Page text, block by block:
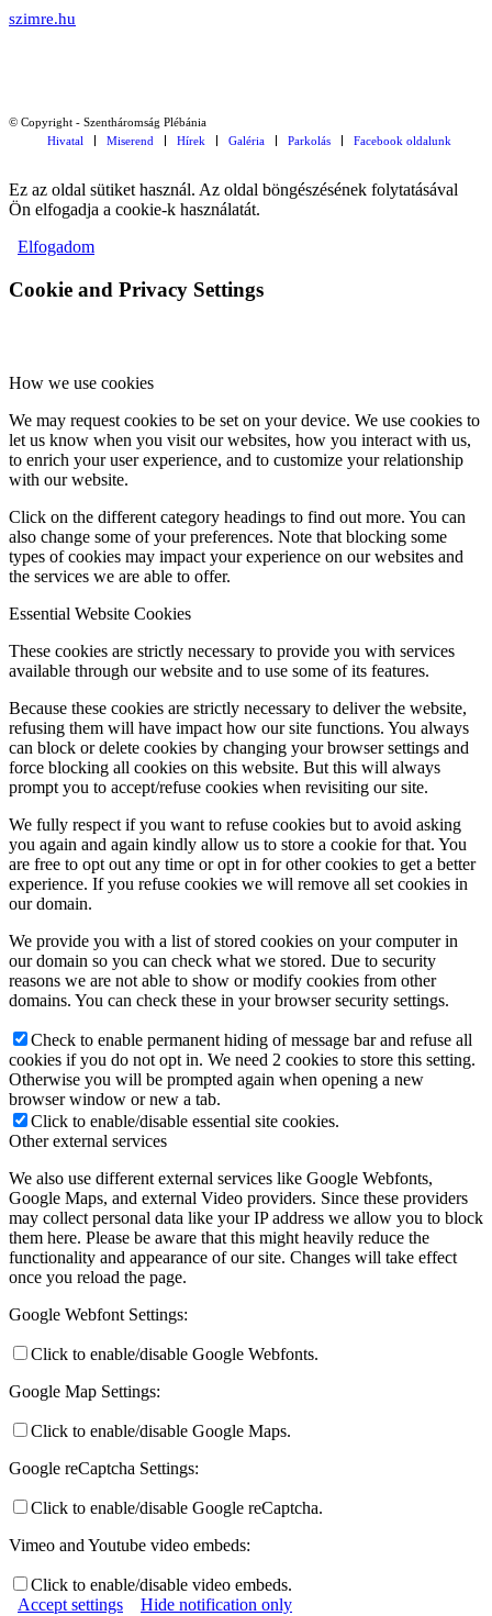
szimre.hu
© Copyright - Szentháromság Plébánia
Hivatal
Miserend Hírek Galéria Parkolás Facebook oldalunk
Ez az oldal sütiket használ. Az oldal böngészésének folytatásával
Ön elfogadja a cookie-k használatát.
Elfogadom
Cookie and Privacy Settings
How we use cookies
We may request cookies to be set on your device. We use cookies to
let us know when you visit our websites, how you interact with us,
to enrich your user experience, and to customize your relationship
with our website.
Click on the different category headings to find out more. You can
also change some of your preferences. Note that blocking some
types of cookies may impact your experience on our websites and
the services we are able to offer.
Essential Website Cookies
These cookies are strictly necessary to provide you with services
available through our website and to use some of its features.
Because these cookies are strictly necessary to deliver the website,
refusing them will have impact how our site functions. You always
can block or delete cookies by changing your browser settings and
force blocking all cookies on this website. But this will always
prompt you to accept/refuse cookies when revisiting our site.
We fully respect if you want to refuse cookies but to avoid asking
you again and again kindly allow us to store a cookie for that. You
are free to opt out any time or opt in for other cookies to get a better
experience. If you refuse cookies we will remove all set cookies in
our domain.
We provide you with a list of stored cookies on your computer in
our domain so you can check what we stored. Due to security
reasons we are not able to show or modify cookies from other
domains. You can check these in your browser security settings.
Check to enable permanent hiding of message bar and refuse all
cookies if you do not opt in. We need 2 cookies to store this setting.
Otherwise you will be prompted again when opening a new
browser window or new a tab.
Click to enable/disable essential site cookies.
Other external services
We also use different external services like Google Webfonts,
Google Maps, and external Video providers. Since these providers
may collect personal data like your IP address we allow you to block
them here. Please be aware that this might heavily reduce the
functionality and appearance of our site. Changes will take effect
once you reload the page.
Google Webfont Settings:
Click to enable/disable Google Webfonts.
Google Map Settings:
Click to enable/disable Google Maps.
Google reCaptcha Settings:
Click to enable/disable Google reCaptcha.
Vimeo and Youtube video embeds:
Click to enable/disable video embeds.
Accept settings
Hide notification only